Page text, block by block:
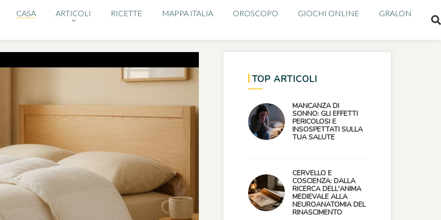
CASA ARTICOLI RICETTE MAPPA ITALIA OROSCOPO GIOCHI ONLINE GRALON
TOP ARTICOLI
MANCANZA DI
SONNO: GLI EFFETTI
PERICOLOSI E
INSOSPETTATI SULLA
TUA SALUTE
CERVELLO E
COSCIENZA: DALLA
RICERCA DELL'ANIMA
MEDIEVALE ALLA
NEUROANATOMIA DEL
RINASCIMENTO